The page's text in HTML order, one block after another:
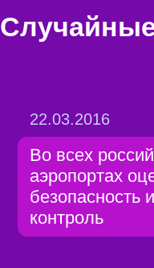
22.03.2016
Во всех
аэропортах
безопасность
контроль